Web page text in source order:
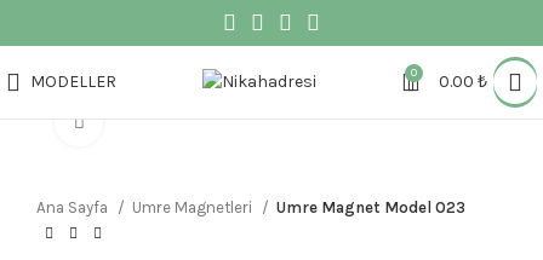
MODELLER 0 0.00 ₺
Ana Sayfa Umre Magnetleri Umre Magnet Model 023